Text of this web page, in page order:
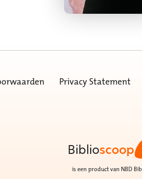
Privacy Statement
Biblioscoop
is een product van NBD